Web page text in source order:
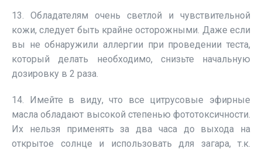
13. Обладателям очень светлой и чувствительной
кожи, следует быть крайне осторожными. Даже если
вы не обнаружили аллергии при проведении теста,
который делать необходимо, снизьте начальную
дозировку в 2 раза.
14. Имейте в виду, что все цитрусовые эфирные
масла обладают высокой степенью фототоксичности.
Их нельзя применять за два часа до выхода на
открытое солнце и использовать для загара, т.к.